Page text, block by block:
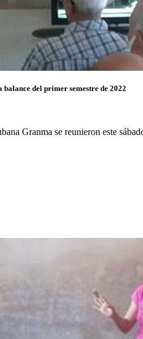
del primer semestre de 2022
Granma se reunieron este